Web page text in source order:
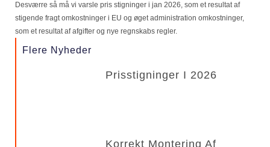
Desværre så må vi varsle pris stigninger i jan 2026, som et resultat af
stigende fragt omkostninger i EU og øget administration omkostninger,
som et resultat af afgifter og nye regnskabs regler.
Flere Nyheder
Prisstigninger I 2026
Korrekt Montering Af